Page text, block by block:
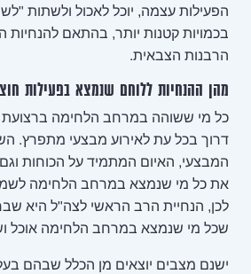
הפעילות עצמה, יוכל לאכול ולשתות
בכמויות קטנות יותר, בהתאם
הרבנות הצבאית.
מהן ההנחיות ללוחם שנמצא בפעילות
כל מי ששוהה במרחב הלחימה ברצועת
דרוך בכל עת לאירוע מבצעי מתפרץ.
המבצעי, האיום המתמיד על הכוחות וגם
את כל מי שנמצא במרחב הלחימה
לכן, הנחיית הרב הראשי לצה"ל היא
שכל מי שנמצא במרחב הלחימה אוכל
ישנם מצבים יוצאים מן הכלל שבהם